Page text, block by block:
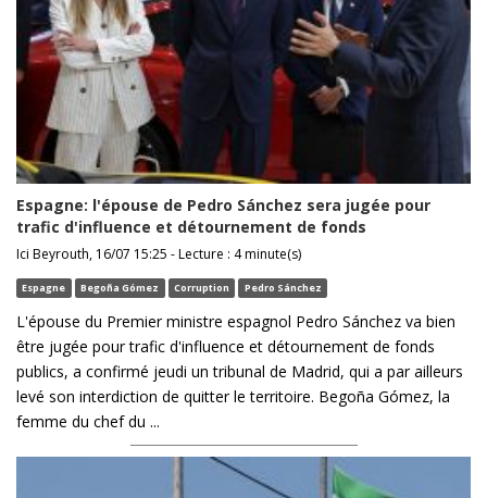
Espagne: l'épouse de Pedro Sánchez sera jugée pour
trafic d'influence et détournement de fonds
Ici Beyrouth, 16/07 15:25 - Lecture : 4 minute(s)
Espagne Begoña Gómez Corruption Pedro Sánchez
L'épouse du Premier ministre espagnol Pedro Sánchez va bien
être jugée pour trafic d'influence et détournement de fonds
publics, a confirmé jeudi un tribunal de Madrid, qui a par ailleurs
levé son interdiction de quitter le territoire. Begoña Gómez, la
femme du chef du ...